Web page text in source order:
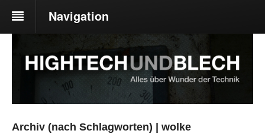
Navigation
Archiv (nach Schlagworten) | wolke